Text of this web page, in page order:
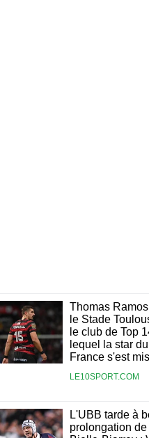
Thomas
le Stade
le club de Top
lequel la star
France s'est
LE10SPORT.COM
L'UBB tarde à
prolongation